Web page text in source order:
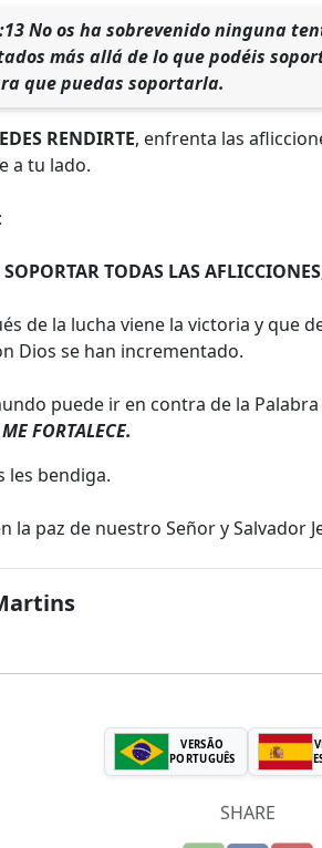
No os ha sobrevenido ninguna
más allá de lo que podéis
que puedas soportarla.
RENDIRTE, enfrenta las
a tu lado.
TODAS LAS
de la lucha viene la victoria y que
Dios se han incrementado.
puede ir en contra de la Palabra
FORTALECE.
les bendiga.
la paz de nuestro Señor y Salvador
VERSÃO
PORTUGUÊS
SHARE